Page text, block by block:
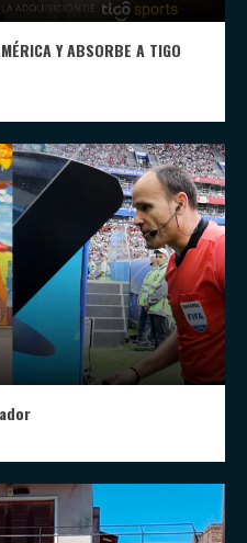
Y ABSORBE A TIGO